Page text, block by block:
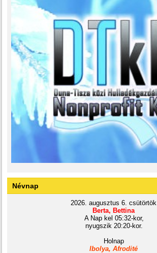
Névnap
2026. augusztus 6. csütörtök
Berta, Bettina
A Nap kel 05:32-kor,
nyugszik 20:20-kor.
Holnap
Ibolya, Afrodité